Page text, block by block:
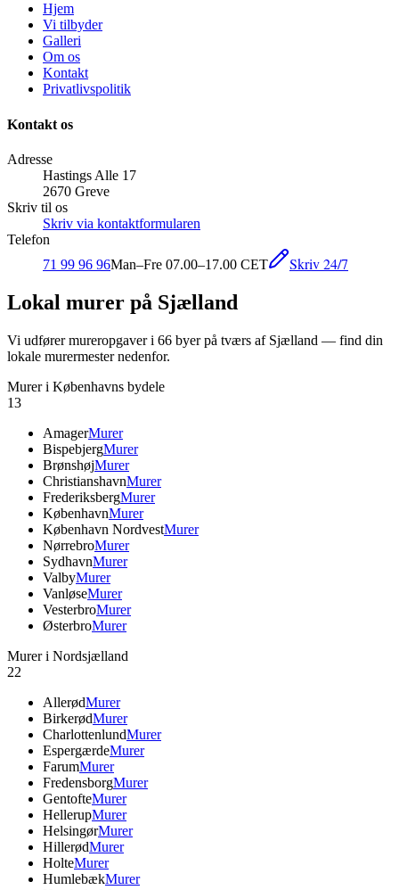
Hjem
Vi tilbyder
Galleri
Om os
Kontakt
Privatlivspolitik
Kontakt os
Adresse
Hastings Alle 17
2670 Greve
Skriv til os
Skriv via kontaktformularen
Telefon
71 99 96 96Man–Fre 07.00–17.00 CET Skriv 24/7
Lokal murer på Sjælland
Vi udfører mureropgaver i 66 byer på tværs af Sjælland — find din
lokale murermester nedenfor.
Murer i Københavns bydele
13
AmagerMurer
BispebjergMurer
BrønshøjMurer
ChristianshavnMurer
FrederiksbergMurer
KøbenhavnMurer
København NordvestMurer
NørrebroMurer
SydhavnMurer
ValbyMurer
VanløseMurer
VesterbroMurer
ØsterbroMurer
Murer i Nordsjælland
22
AllerødMurer
BirkerødMurer
CharlottenlundMurer
EspergærdeMurer
FarumMurer
FredensborgMurer
GentofteMurer
HellerupMurer
HelsingørMurer
HillerødMurer
HolteMurer
HumlebækMurer